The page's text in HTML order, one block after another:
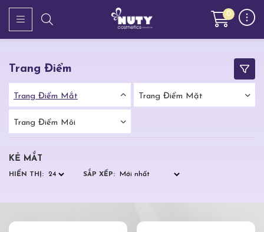
0
Trang Điểm
Trang Điểm Mắt Trang Điểm Mặt
Trang Điểm Môi
KẺ MẮT
HIỂN THỊ: SẮP XẾP: